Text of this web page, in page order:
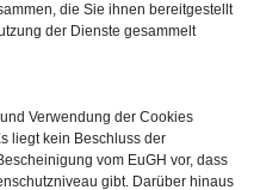
die Sie ihnen bereitgestellt
der Dienste gesammelt
Verwendung der Cookies
liegt kein Beschluss der
vom EuGH vor, dass
gibt. Darüber hinaus